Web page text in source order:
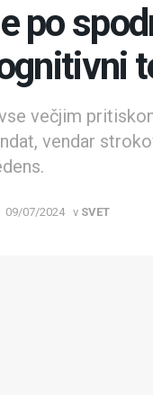
po
večjim
vendar
09/07/2024 v SVET